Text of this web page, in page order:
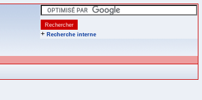
+ Recherche interne